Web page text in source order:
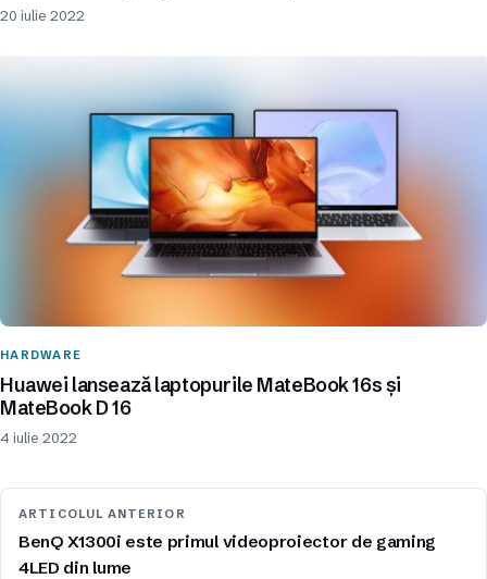
20 iulie 2022
HARDWARE
Huawei lansează laptopurile MateBook 16s și
MateBook D 16
4 iulie 2022
ARTICOLUL ANTERIOR
BenQ X1300i este primul videoproiector de gaming
4LED din lume